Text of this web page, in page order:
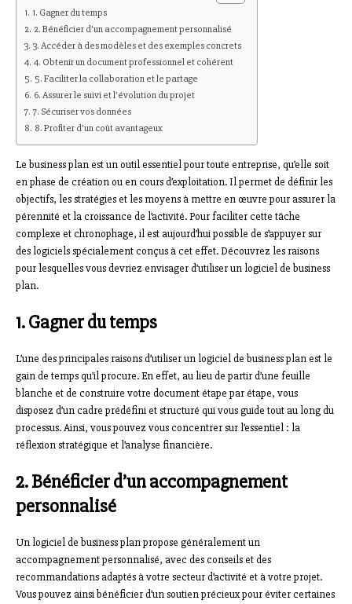
1. Gagner du temps
2. Bénéficier d’un accompagnement personnalisé
3. Accéder à des modèles et des exemples concrets
4. Obtenir un document professionnel et cohérent
5. Faciliter la collaboration et le partage
6. Assurer le suivi et l’évolution du projet
7. Sécuriser vos données
8. Profiter d’un coût avantageux
Le business plan est un outil essentiel pour toute entreprise, qu’elle soit
en phase de création ou en cours d’exploitation. Il permet de définir les
objectifs, les stratégies et les moyens à mettre en œuvre pour assurer la
pérennité et la croissance de l’activité. Pour faciliter cette tâche
complexe et chronophage, il est aujourd’hui possible de s’appuyer sur
des logiciels spécialement conçus à cet effet. Découvrez les raisons
pour lesquelles vous devriez envisager d’utiliser un logiciel de business
plan.
1. Gagner du temps
L’une des principales raisons d’utiliser un logiciel de business plan est le
gain de temps qu’il procure. En effet, au lieu de partir d’une feuille
blanche et de construire votre document étape par étape, vous
disposez d’un cadre prédéfini et structuré qui vous guide tout au long du
processus. Ainsi, vous pouvez vous concentrer sur l’essentiel : la
réflexion stratégique et l’analyse financière.
2. Bénéficier d’un accompagnement
personnalisé
Un logiciel de business plan propose généralement un
accompagnement personnalisé, avec des conseils et des
recommandations adaptés à votre secteur d’activité et à votre projet.
Vous pouvez ainsi bénéficier d’un soutien précieux pour éviter certaines